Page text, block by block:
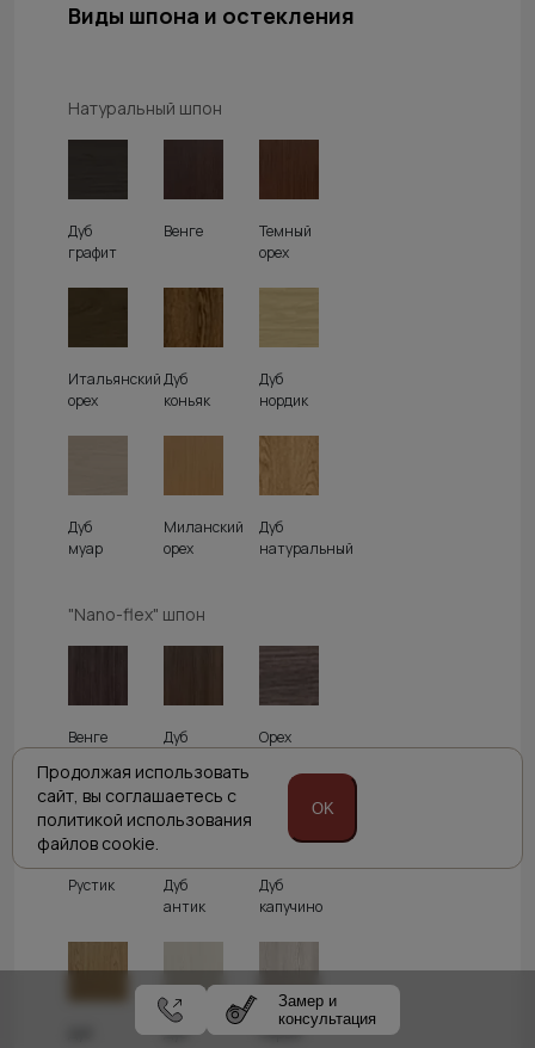
Виды шпона и остекления
Натуральный шпон
Дуб
графит
Венге
Темный
орех
Итальянский
орех
Дуб
коньяк
Дуб
нордик
Дуб
муар
Миланский
орех
Дуб
натуральный
"Nano-flex" шпон
Венге
Дуб
Орех
Рустик
Дуб
антик
Дуб
капучино
Дуб
Серый
Замер и
консультация
Продолжая использовать
сайт, вы соглашаетесь с
политикой использования
файлов cookie.
OK